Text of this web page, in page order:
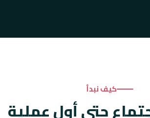
كيف نبدأ
حتى أول عملية